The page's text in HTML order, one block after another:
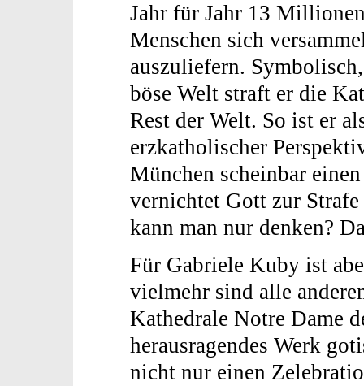
Jahr für Jahr 13
Menschen sich
auszuliefern.
böse Welt straft er die
Rest der Welt. So ist er
erzkatholischer
München scheinbar
vernichtet Gott zur
kann man nur denken?
Für Gabriele Kuby ist
vielmehr sind alle
Kathedrale Notre Dame
herausragendes Werk
nicht nur einen